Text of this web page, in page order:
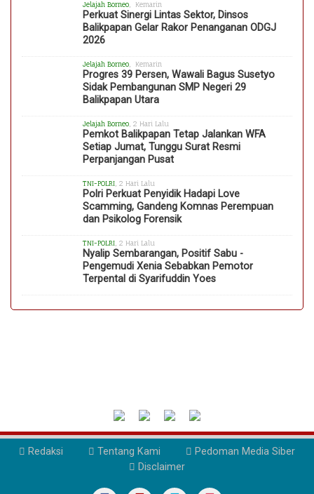
Jelajah Borneo , Kemarin
Perkuat Sinergi Lintas Sektor, Dinsos
Balikpapan Gelar Rakor Penanganan ODGJ
2026
Jelajah Borneo , Kemarin
Progres 39 Persen, Wawali Bagus Susetyo
Sidak Pembangunan SMP Negeri 29
Balikpapan Utara
Jelajah Borneo , 2 Hari Lalu
Pemkot Balikpapan Tetap Jalankan WFA
Setiap Jumat, Tunggu Surat Resmi
Perpanjangan Pusat
TNI-POLRI , 2 Hari Lalu
Polri Perkuat Penyidik Hadapi Love
Scamming, Gandeng Komnas Perempuan
dan Psikolog Forensik
TNI-POLRI , 2 Hari Lalu
Nyalip Sembarangan, Positif Sabu -
Pengemudi Xenia Sebabkan Pemotor
Terpental di Syarifuddin Yoes
Redaksi Tentang Kami
Pedoman Media Siber
Disclaimer